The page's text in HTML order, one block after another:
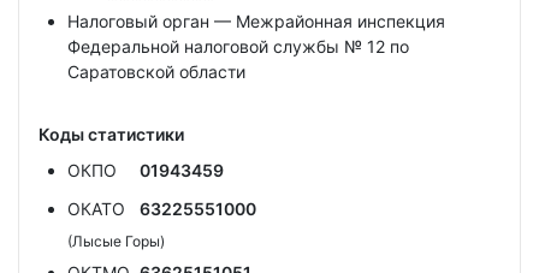
Налоговый орган — Межрайонная инспекция
Федеральной налоговой службы № 12 по
Саратовской области
Коды статистики
ОКПО
01943459
ОКАТО
63225551000
(Лысые Горы)